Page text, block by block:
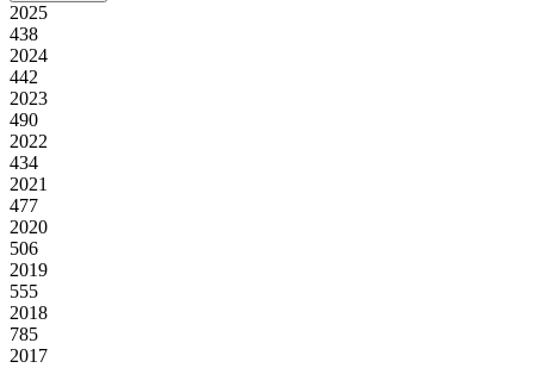
2025
438
2024
442
2023
490
2022
434
2021
477
2020
506
2019
555
2018
785
2017